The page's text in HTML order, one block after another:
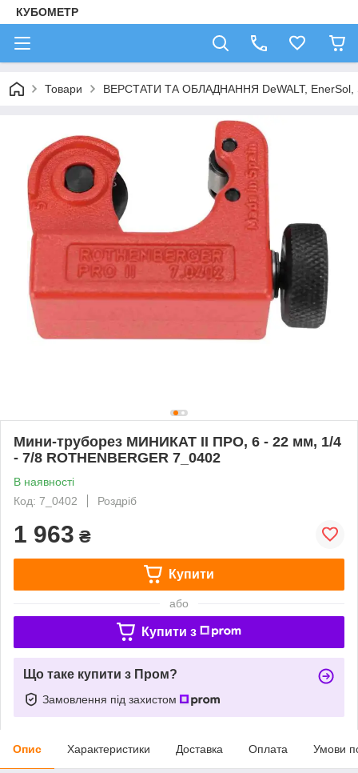
КУБОМЕТР
Товари ВЕРСТАТИ ТА ОБЛАДНАННЯ DeWALT, EnerSol,
Мини-труборез МИНИКАТ ІІ ПРО, 6 - 22 мм, 1/4
- 7/8 ROTHENBERGER 7_0402
В наявності
Код: 7_0402
Роздріб
1 963 ₴
Купити
або
Купити з
Що таке купити з Пром?
Замовлення під захистом
Опис Характеристики Доставка Оплата Умови